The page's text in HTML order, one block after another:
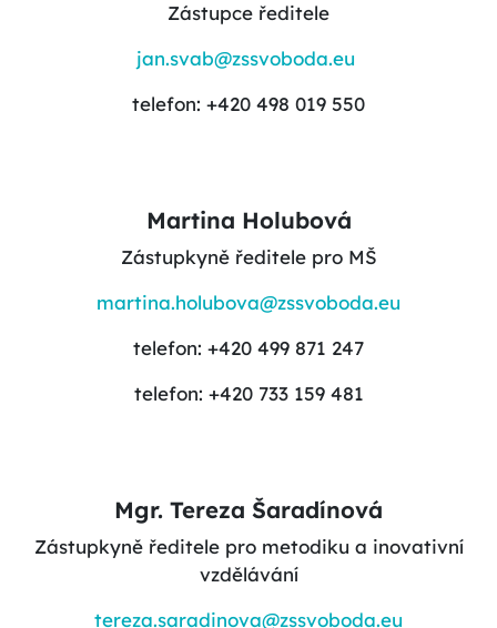
Zástupce ředitele
jan.svab@zssvoboda.eu
telefon: +420 498 019 550
Martina Holubová
Zástupkyně ředitele pro MŠ
martina.holubova@zssvoboda.eu
telefon: +420 499 871 247
telefon: +420 733 159 481
Mgr. Tereza Šaradínová
Zástupkyně ředitele pro metodiku a inovativní
vzdělávání
tereza.saradinova@zssvoboda.eu